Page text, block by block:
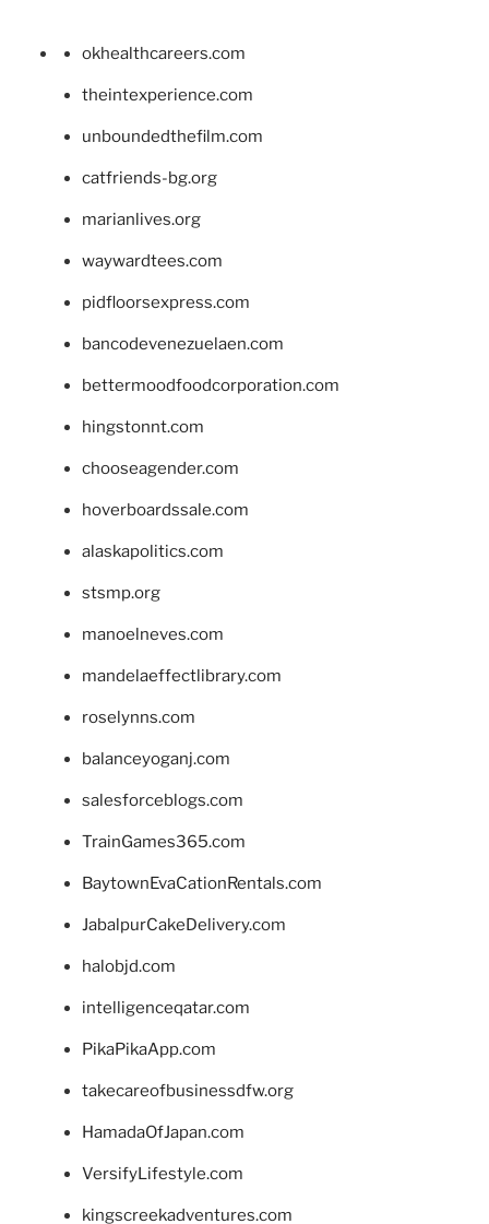
okhealthcareers.com
theintexperience.com
unboundedthefilm.com
catfriends-bg.org
marianlives.org
waywardtees.com
pidfloorsexpress.com
bancodevenezuelaen.com
bettermoodfoodcorporation.com
hingstonnt.com
chooseagender.com
hoverboardssale.com
alaskapolitics.com
stsmp.org
manoelneves.com
mandelaeffectlibrary.com
roselynns.com
balanceyoganj.com
salesforceblogs.com
TrainGames365.com
BaytownEvaCationRentals.com
JabalpurCakeDelivery.com
halobjd.com
intelligenceqatar.com
PikaPikaApp.com
takecareofbusinessdfw.org
HamadaOfJapan.com
VersifyLifestyle.com
kingscreekadventures.com